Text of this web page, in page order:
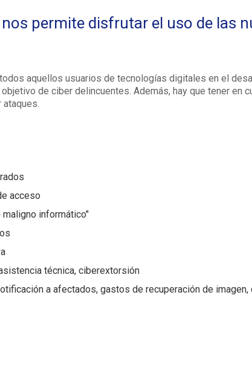
permite disfrutar el uso de las
aquellos usuarios de tecnologías digitales en el
de ciber delincuentes. Además, hay que tener en
acceso
informático"
técnica, ciberextorsión
a afectados, gastos de recuperación de